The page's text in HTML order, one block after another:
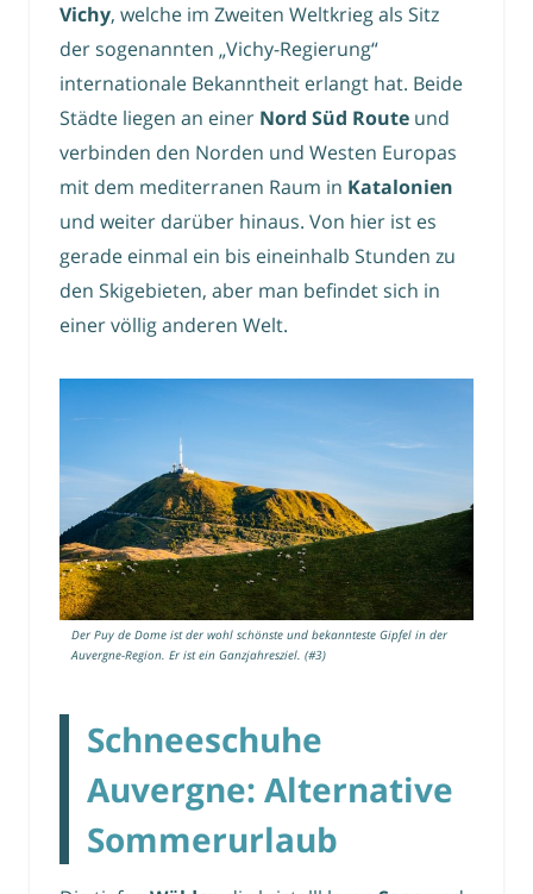
Vichy, welche im Zweiten Weltkrieg als Sitz
der sogenannten „Vichy-Regierung“
internationale Bekanntheit erlangt hat. Beide
Städte liegen an einer Nord Süd Route und
verbinden den Norden und Westen Europas
mit dem mediterranen Raum in Katalonien
und weiter darüber hinaus. Von hier ist es
gerade einmal ein bis eineinhalb Stunden zu
den Skigebieten, aber man befindet sich in
einer völlig anderen Welt.
Der Puy de Dome ist der wohl schönste und bekannteste Gipfel in der
Auvergne-Region. Er ist ein Ganzjahresziel. (#3)
Schneeschuhe
Auvergne: Alternative
Sommerurlaub